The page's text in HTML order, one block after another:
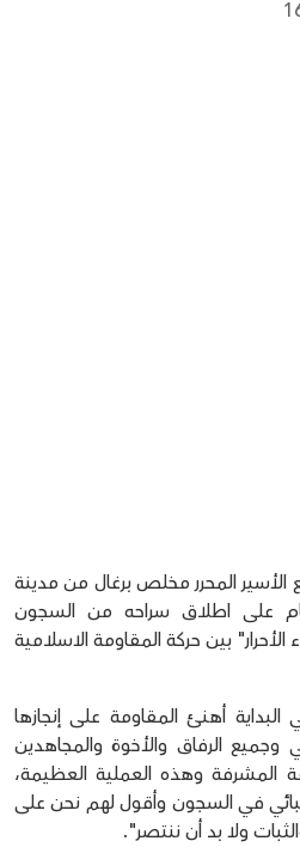
مراسل موقع يافا 48 مع الأسير المحرر مخلص برغال من مدينة
على اطلاق سراحه من السجون
بين حركة المقاومة الاسلامية
البداية أهنئ المقاومة على إنجازها
الرفاق والأخوة والمجاهدين
المشرفة وهذه العملية العظيمة،
في السجون وأقول لهم نحن على
ولا بد أن ننتصر".